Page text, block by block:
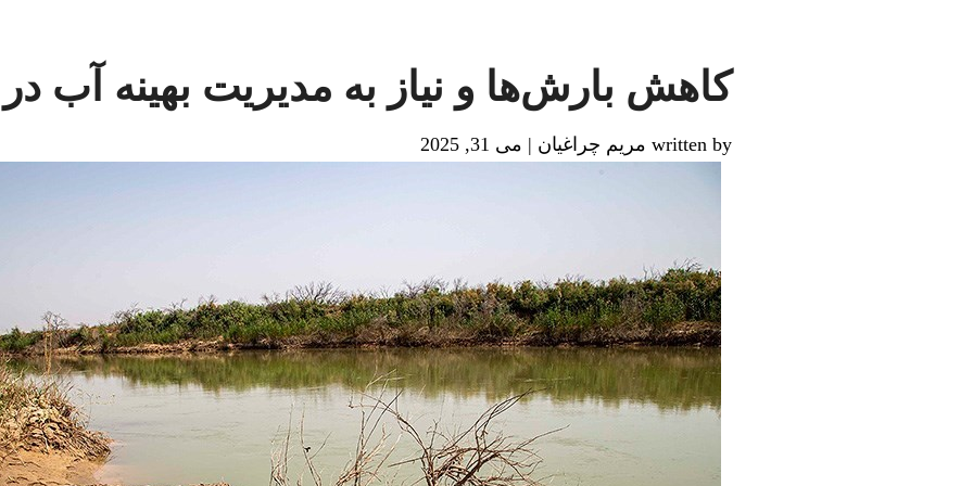
کاهش بارش‌ها و نیاز به مدیریت بهینه آب در
written by مریم چراغیان | می 31, 2025